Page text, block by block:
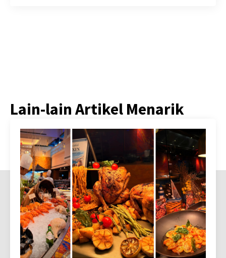
Lain-lain Artikel Menarik